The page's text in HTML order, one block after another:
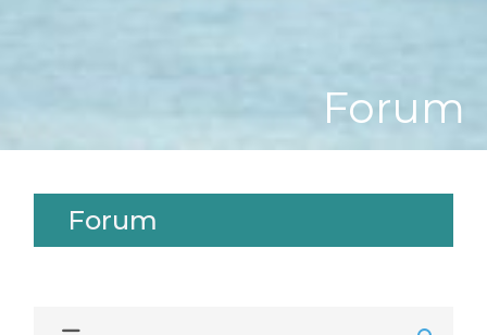
Forum
Forum